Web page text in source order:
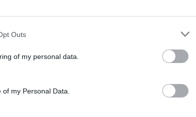
Outs
of my personal data.
my Personal Data.